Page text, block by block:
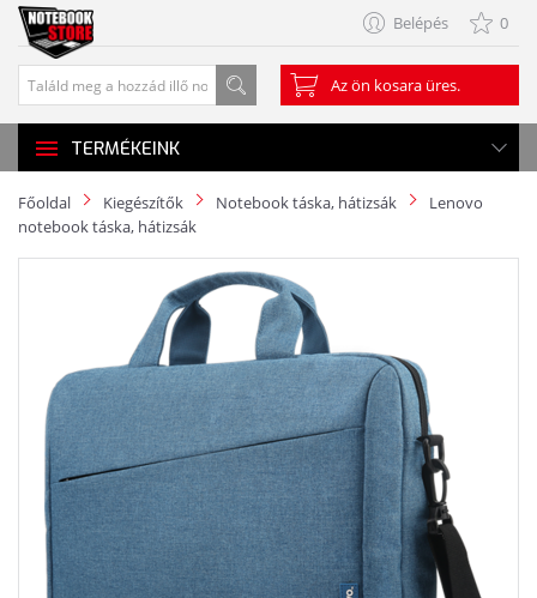
Belépés 0
Az ön kosara üres.
TERMÉKEINK
Főoldal Kiegészítők Notebook táska, hátizsák
Lenovo
notebook táska, hátizsák